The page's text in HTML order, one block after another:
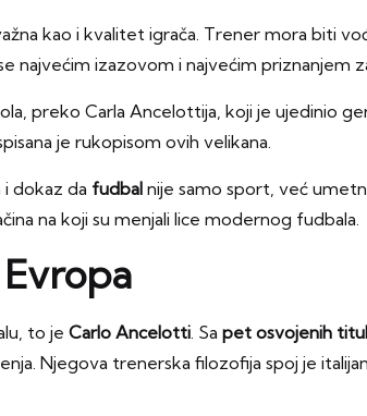
kao i kvalitet igrača. Trener mora biti
najvećim izazovom i najvećim priznanjem
preko Carla Ancelottija, koji je ujedinio
je rukopisom ovih velikana.
dokaz da fudbal nije samo sport, već
na koji su menjali lice modernog fudbala.
to je Carlo Ancelotti. Sa pet osvojenih
Njegova trenerska filozofija spoj je